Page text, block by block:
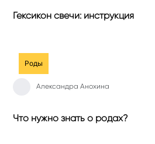
Гексикон свечи: инструкция
Роды
Александра Анохина
Что нужно знать о родах?